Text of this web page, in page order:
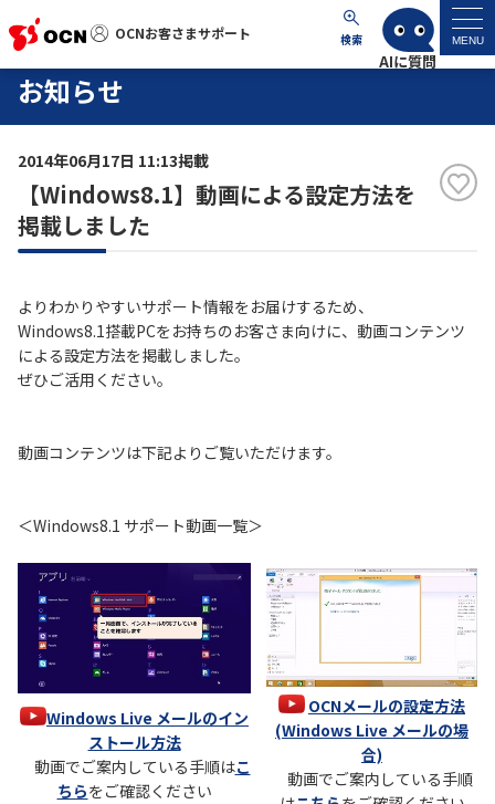
OCNお客さまサポート 検索 MENU
OCNお客さまサポート
サポートトップ
サービス名から探す
よくあるご質問
工事・故障情報
お知らせ サポートサイトの使い方
NTTドコモビジネスのお客さ
まはこちら
工事・故障情報通知
サービス
OCN サービス一覧
お知らせ
2014年06月17日 11:13掲載
【Windows8.1】動画による設定方法を
掲載しました
よりわかりやすいサポート情報をお届けするため、
Windows8.1搭載PCをお持ちのお客さま向けに、動画コンテンツ
による設定方法を掲載しました。
ぜひご活用ください。
動画コンテンツは下記よりご覧いただけます。
＜Windows8.1 サポート動画一覧＞
Windows Live メールのイン
ストール方法
動画でご案内している手順はこ
ちらをご確認ください
OCNメールの設定方法
(Windows Live メールの場
合)
動画でご案内している手順